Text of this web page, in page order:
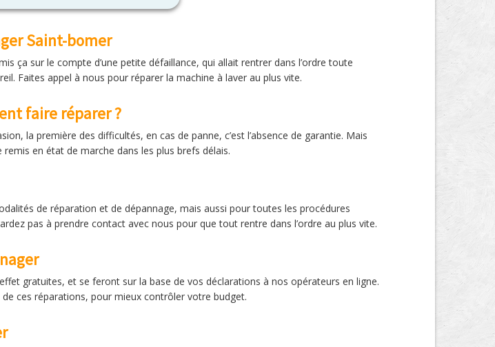
Saint-bomer
ça sur le compte d’une petite défaillance, qui allait rentrer dans l’ordre toute
Faites appel à nous pour réparer la machine à laver au plus vite.
faire réparer ?
la première des difficultés, en cas de panne, c’est l’absence de garantie. Mais
en état de marche dans les plus brefs délais.
de réparation et de dépannage, mais aussi pour toutes les procédures
pas à prendre contact avec nous pour que tout rentre dans l’ordre au plus vite.
gratuites, et se feront sur la base de vos déclarations à nos opérateurs en ligne.
ces réparations, pour mieux contrôler votre budget.